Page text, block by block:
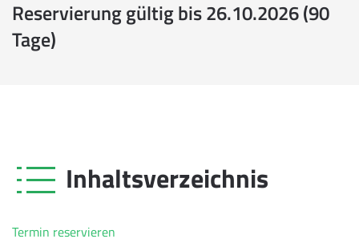
Reservierung gültig bis 26.10.2026 (90
Tage)
Inhaltsverzeichnis
Termin reservieren